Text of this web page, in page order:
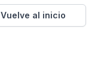
Vuelve al inicio